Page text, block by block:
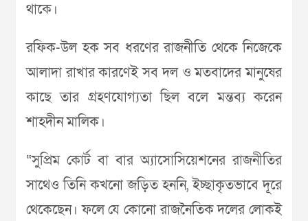
থাকে।
রফিক-উল হক সব ধরণের রাজনীতি থেকে নিজেকে
আলাদা রাখার কারণেই সব দল ও মতবাদের মানুষের
কাছে তার গ্রহণযোগ্যতা ছিল বলে মন্তব্য করেন
শাহদীন মালিক।
“সুপ্রিম কোর্ট বা বার অ্যাসোসিয়েশনের রাজনীতির
সাথেও তিনি কখনো জড়িত হননি, ইচ্ছাকৃতভাবে দূরে
থেকেছেন। ফলে যে কোনো রাজনৈতিক দলের লোকই